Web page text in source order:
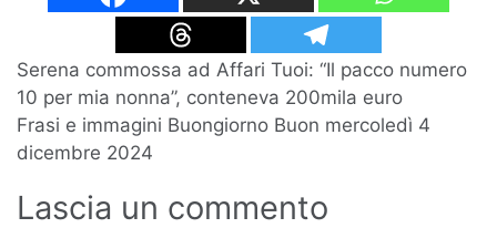
Navigazione
articoli
Serena commossa ad Affari Tuoi: “Il pacco numero
10 per mia nonna”, conteneva 200mila euro
Frasi e immagini Buongiorno Buon mercoledì 4
dicembre 2024
Lascia un commento